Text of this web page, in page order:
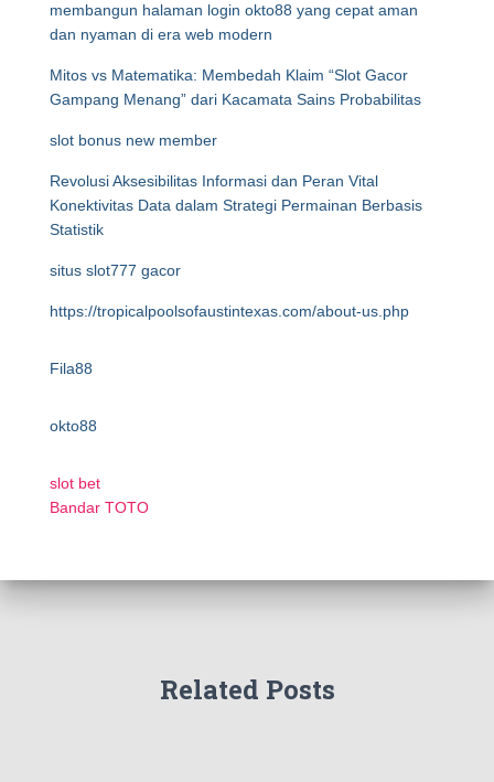
membangun halaman login okto88 yang cepat aman
dan nyaman di era web modern
Mitos vs Matematika: Membedah Klaim “Slot Gacor
Gampang Menang” dari Kacamata Sains Probabilitas
slot bonus new member
Revolusi Aksesibilitas Informasi dan Peran Vital
Konektivitas Data dalam Strategi Permainan Berbasis
Statistik
situs slot777 gacor
https://tropicalpoolsofaustintexas.com/about-us.php
Fila88
okto88
slot bet
Bandar TOTO
Related Posts